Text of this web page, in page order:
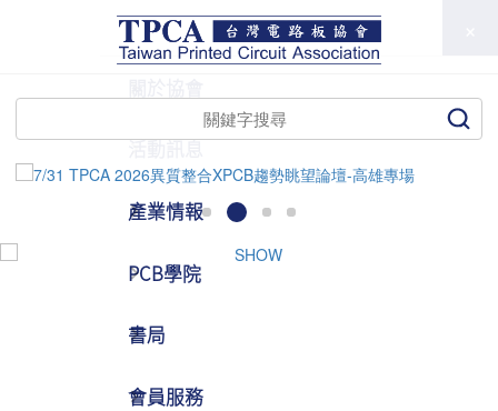
TPCA
活動訊息
產業情報
PCB學院
書局
會員服務